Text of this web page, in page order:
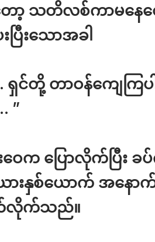
ာ့ သတိလစ်ကာမနေ
ပြီးသောအခါ
ရှင်တို့ တာဝန်ကျေကြပ
”
ဝေက ပြောလိုက်ပြီး
းနှစ်ယောက် အနော
လိုက်သည်။